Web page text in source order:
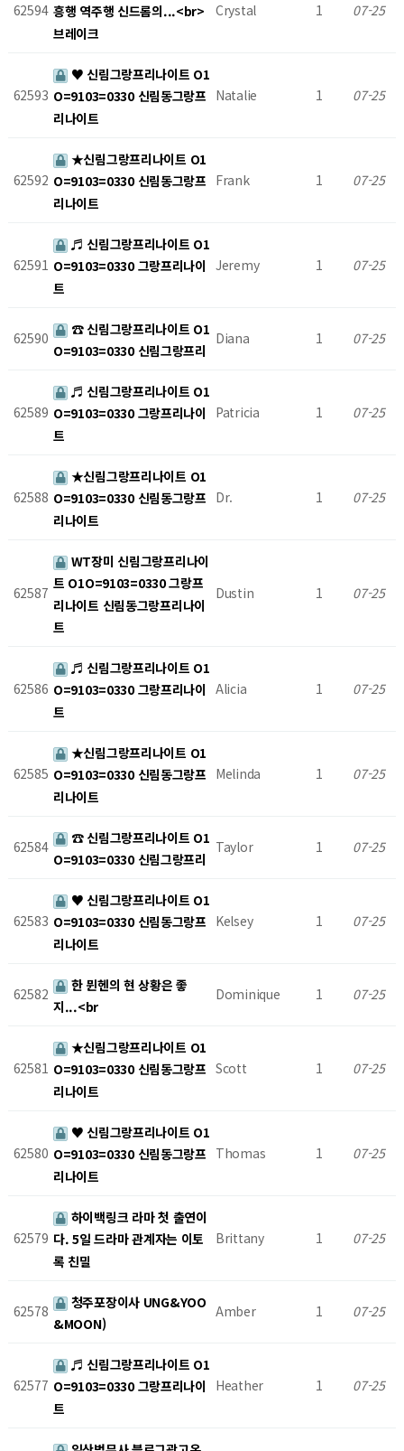
62594 흥행 역주행 신드롬의...<br>
브레이크
Crystal 1 07-25
62593
♥ 신림그랑프리나이트 O1
O=9103=0330 신림동그랑프
리나이트
Natalie 1 07-25
62592
★신림그랑프리나이트 O1
O=9103=0330 신림동그랑프
리나이트
Frank 1 07-25
62591
♬ 신림그랑프리나이트 O1
O=9103=0330 그랑프리나이
트
Jeremy 1 07-25
62590
☎ 신림그랑프리나이트 O1
O=9103=0330 신림그랑프리
Diana 1 07-25
62589
♬ 신림그랑프리나이트 O1
O=9103=0330 그랑프리나이
트
Patricia 1 07-25
62588
★신림그랑프리나이트 O1
O=9103=0330 신림동그랑프
리나이트
Dr. 1 07-25
62587
WT장미 신림그랑프리나이
트 O1O=9103=0330 그랑프
리나이트 신림동그랑프리나이
트
Dustin 1 07-25
62586
♬ 신림그랑프리나이트 O1
O=9103=0330 그랑프리나이
트
Alicia 1 07-25
62585
★신림그랑프리나이트 O1
O=9103=0330 신림동그랑프
리나이트
Melinda 1 07-25
62584
☎ 신림그랑프리나이트 O1
O=9103=0330 신림그랑프리
Taylor 1 07-25
62583
♥ 신림그랑프리나이트 O1
O=9103=0330 신림동그랑프
리나이트
Kelsey 1 07-25
62582
한 뮌헨의 현 상황은 좋
지...<br
Dominique 1 07-25
62581
★신림그랑프리나이트 O1
O=9103=0330 신림동그랑프
리나이트
Scott 1 07-25
62580
♥ 신림그랑프리나이트 O1
O=9103=0330 신림동그랑프
리나이트
Thomas 1 07-25
62579
하이백링크 라마 첫 출연이
다. 5일 드라마 관계자는 이토
록 친밀
Brittany 1 07-25
62578
청주포장이사 UNG&YOO
&MOON)
Amber 1 07-25
62577
♬ 신림그랑프리나이트 O1
O=9103=0330 그랑프리나이
트
Heather 1 07-25